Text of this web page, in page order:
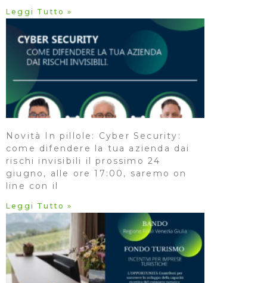
Leggi Tutto »
Novità In pillole: Cyber Security:
come difendere la tua azienda dai
rischi invisibili il prossimo 24
giugno, alle ore 17:00, saremo on
line con il
Leggi Tutto »